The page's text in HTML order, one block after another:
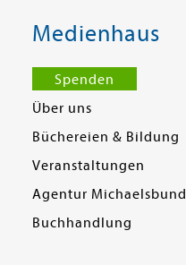
Medienhaus
Spenden
Über uns
Büchereien & Bildung
Veranstaltungen
Agentur Michaelsbund
Buchhandlung